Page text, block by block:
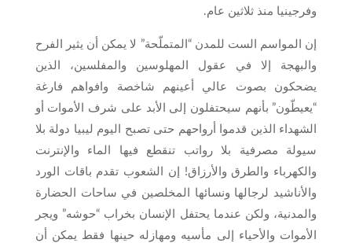
وفرجينيا منذ ثلاثين عام.
إن المواسم الست للمدن “المتملّحة” لا يمكن أن يثير الفرح
والبهجة إلا في عقول المهلوسين والمفلسين، الذين
يضحكون بصوت عالي أعينهم شاخصة وافواهم فارغة
“يعيطّون” بأنهم سيحتفلون إلى الأبد على شرف الأموات أو
الشهداء الذين قدموا أرواحهم حتى تصبح اليوم ليبيا دولة بلا
سيولة مصرفية بلا رواتب تنقطع فيها الماء والإنترنت
والكهرباء والطرق والأرزاق! إن الشعوب تقدم باقات الورد
والأناشيد لرجالها ونسائها المخلصين في ساحات الحضارة
والمدنية، ولكن عندما يحتفل الإنسان بخراب “حوشه” ويجر
الأموات والأحياء إلى مأسيه ومهازله حينها فقط يمكن أن